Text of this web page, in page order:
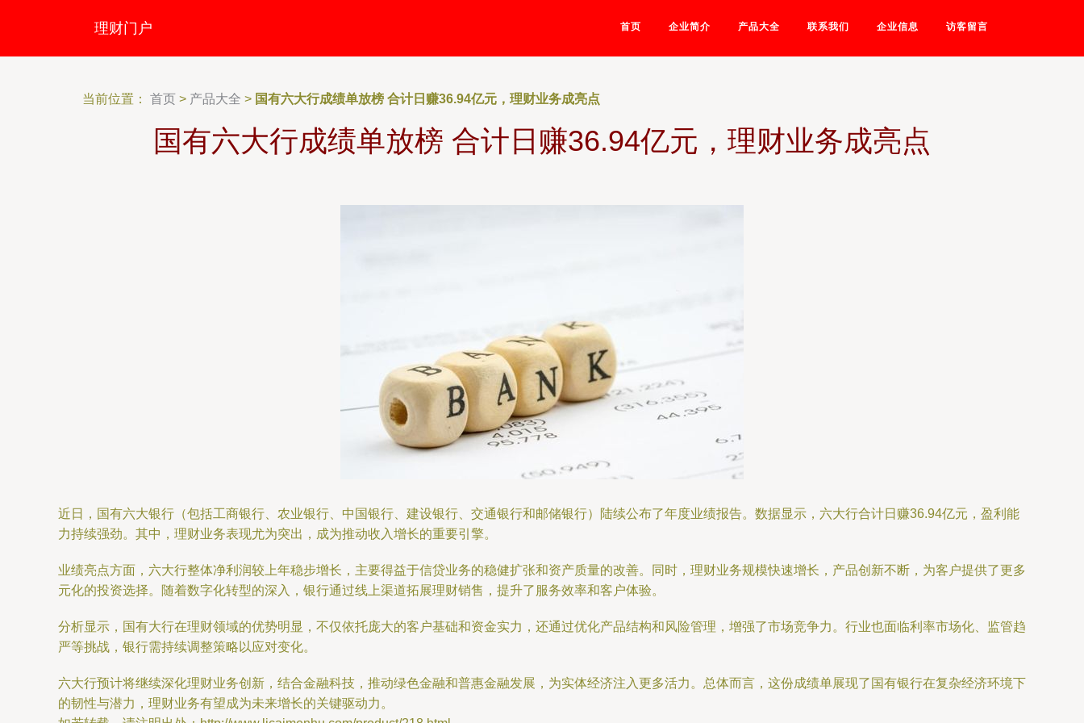
理财门户 首页 企业简介 产品大全 联系我们 企业信息 访客留言
当前位置： 首页 > 产品大全 > 国有六大行成绩单放榜 合计日赚36.94亿元，理财业务成亮点
国有六大行成绩单放榜 合计日赚36.94亿元，理财业务成亮点
近日，国有六大银行（包括工商银行、农业银行、中国银行、建设银行、交通银行和邮储银行）陆续公布了年度业绩报告。数据显示，六大行合计日赚36.94亿元，盈利能
力持续强劲。其中，理财业务表现尤为突出，成为推动收入增长的重要引擎。
业绩亮点方面，六大行整体净利润较上年稳步增长，主要得益于信贷业务的稳健扩张和资产质量的改善。同时，理财业务规模快速增长，产品创新不断，为客户提供了更多
元化的投资选择。随着数字化转型的深入，银行通过线上渠道拓展理财销售，提升了服务效率和客户体验。
分析显示，国有大行在理财领域的优势明显，不仅依托庞大的客户基础和资金实力，还通过优化产品结构和风险管理，增强了市场竞争力。行业也面临利率市场化、监管趋
严等挑战，银行需持续调整策略以应对变化。
六大行预计将继续深化理财业务创新，结合金融科技，推动绿色金融和普惠金融发展，为实体经济注入更多活力。总体而言，这份成绩单展现了国有银行在复杂经济环境下
的韧性与潜力，理财业务有望成为未来增长的关键驱动力。